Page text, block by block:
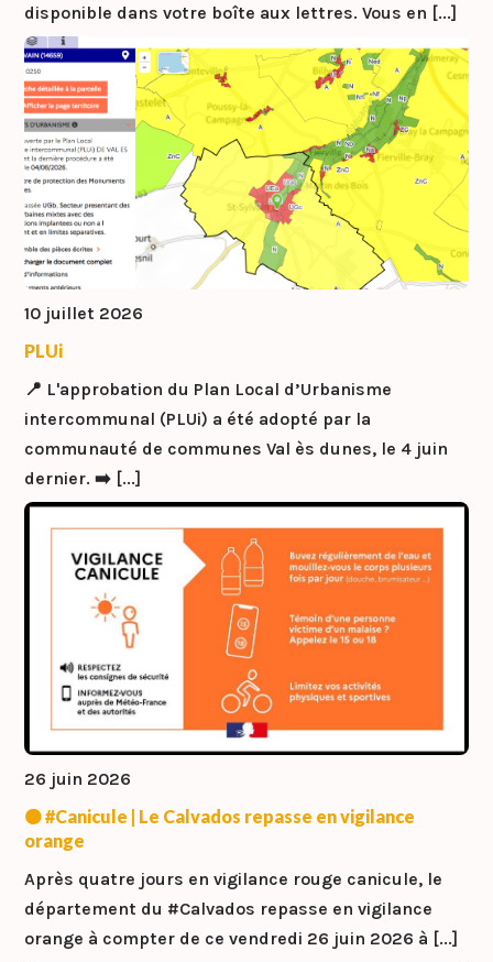
disponible dans votre boîte aux lettres. Vous en [...]
10 juillet 2026
PLUi
📍 L'approbation du Plan Local d’Urbanisme
intercommunal (PLUi) a été adopté par la
communauté de communes Val ès dunes, le 4 juin
dernier. ➡️ [...]
26 juin 2026
🟠 #Canicule | Le Calvados repasse en vigilance
orange
Après quatre jours en vigilance rouge canicule, le
département du #Calvados repasse en vigilance
orange à compter de ce vendredi 26 juin 2026 à [...]